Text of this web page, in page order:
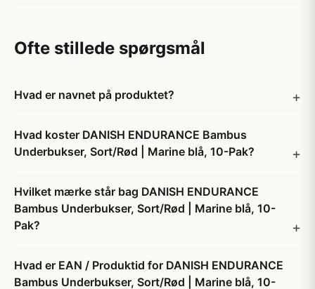
Ofte stillede spørgsmål
Hvad er navnet på produktet?
Hvad koster DANISH ENDURANCE Bambus
Underbukser, Sort/Rød | Marine blå, 10-Pak?
Hvilket mærke står bag DANISH ENDURANCE
Bambus Underbukser, Sort/Rød | Marine blå, 10-
Pak?
Hvad er EAN / Produktid for DANISH ENDURANCE
Bambus Underbukser, Sort/Rød | Marine blå, 10-